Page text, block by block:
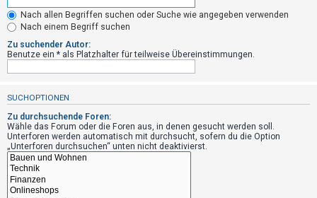
e
g
i
s
r
i
e
r
e
n
Nach allen Begriffen suchen oder Suche wie angegeben verwenden
Nach einem Begriff suchen
Zu suchender Autor:
Benutze ein * als Platzhalter für teilweise Übereinstimmungen.
SUCHOPTIONEN
Zu durchsuchende Foren:
Wähle das Forum oder die Foren aus, in denen gesucht werden soll.
Unterforen werden automatisch mit durchsucht, sofern du die Option
„Unterforen durchsuchen“ unten nicht deaktivierst.